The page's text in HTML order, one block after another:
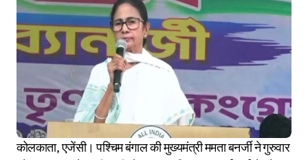
कोलकाता, एजेंसी। पश्चिम बंगाल की मुख्यमंत्री ममता बनर्जी ने गुरुवार